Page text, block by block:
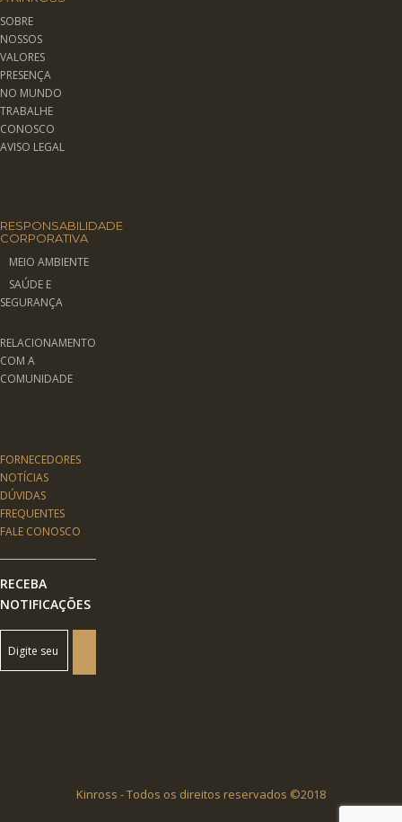
SOBRE
NOSSOS
VALORES
PRESENÇA
NO MUNDO
TRABALHE
CONOSCO
AVISO LEGAL
RESPONSABILIDADE
CORPORATIVA
MEIO AMBIENTE
SAÚDE E
SEGURANÇA
RELACIONAMENTO
COM A
COMUNIDADE
FORNECEDORES
NOTÍCIAS
DÚVIDAS
FREQUENTES
FALE CONOSCO
RECEBA
NOTIFICAÇÕES
Kinross - Todos os direitos reservados ©2018